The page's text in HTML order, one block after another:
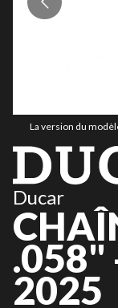
La version du
Ducar
.058"
2025